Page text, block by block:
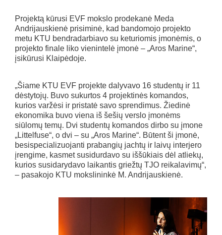
Projektą kūrusi EVF mokslo prodekanė Meda
Andrijauskienė prisiminė, kad bandomojo projekto
metu KTU bendradarbiavo su keturiomis įmonėmis, o
projekto finale liko vienintelė įmonė – „Aros Marine“,
įsikūrusi Klaipėdoje.
„Šiame KTU EVF projekte dalyvavo 16 studentų ir 11
dėstytojų. Buvo sukurtos 4 projektinės komandos,
kurios varžėsi ir pristatė savo sprendimus. Žiedinė
ekonomika buvo viena iš šešių verslo įmonėms
siūlomų temų. Dvi studentų komandos dirbo su įmone
„Littelfuse“, o dvi – su „Aros Marine“. Būtent ši įmonė,
besispecializuojanti prabangių jachtų ir laivų interjero
įrengime, kasmet susidurdavo su iššūkiais dėl atliekų,
kurios susidarydavo laikantis griežtų TJO reikalavimų“,
– pasakojo KTU mokslininkė M. Andrijauskienė.